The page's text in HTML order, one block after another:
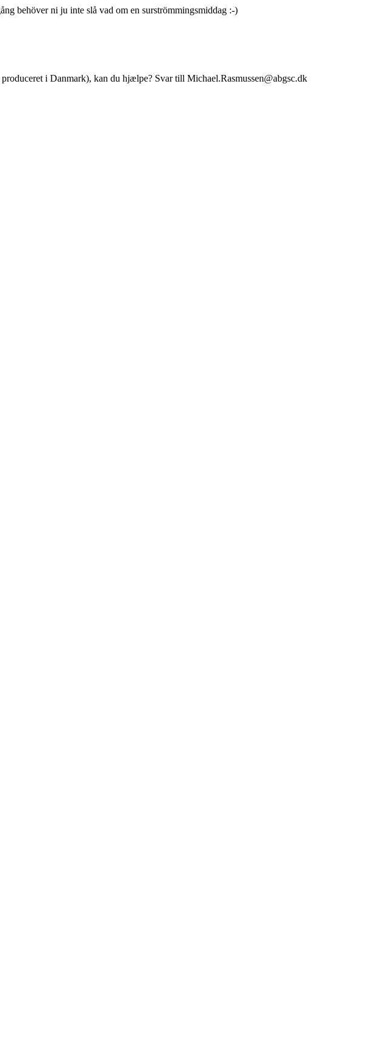
behöver ni ju inte slå vad om en surströmmingsmiddag :-)
i Danmark), kan du hjælpe? Svar till Michael.Rasmussen@abgsc.dk